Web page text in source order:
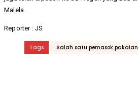
Malela.
Reporter : JS
Tags Salah satu pemasok